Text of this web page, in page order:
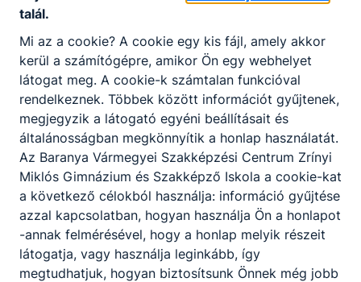
felkészítő képzéseire érettségi végzettséggel
lehet jelentkezni. A képzési idő főszabály
szerint 2 év, de a fent leírtak szerint rövidebb
is lehet. A képzés ágazati alapoktatásból és
szakirányú oktatásból áll. Utóbbi a képzésben
részt vevőt foglalkoztató vállalatnál is
történhet, munkaszerződése megfelelő
módosításával. A szakmai vizsga sikeres
teljesítésével államilag elismert
szakképzettséget igazoló oklevelet szerezhet
a tanuló, illetve a képzésben részt vevő.
talál.
Mi az a cookie? A cookie egy kis fájl, amely akkor
kerül a számítógépre, amikor Ön egy webhelyet
látogat meg. A cookie-k számtalan funkcióval
rendelkeznek. Többek között információt gyűjtenek,
megjegyzik a látogató egyéni beállításait és
általánosságban megkönnyítik a honlap használatát.
Az Baranya Vármegyei Szakképzési Centrum Zrínyi
Miklós Gimnázium és Szakképző Iskola a cookie-kat
a következő célokból használja: információ gyűjtése
azzal kapcsolatban, hogyan használja Ön a honlapot
-annak felmérésével, hogy a honlap melyik részeit
látogatja, vagy használja leginkább, így
megtudhatjuk, hogyan biztosítsunk Önnek még jobb